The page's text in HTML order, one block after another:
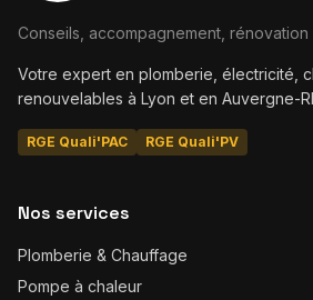
Conseils, accompagnement, rénovation
Votre expert en plomberie, électricité,
renouvelables à Lyon et en Auvergne-
RGE Quali'PAC RGE Quali'PV
Nos services
Plomberie & Chauffage
Pompe à chaleur